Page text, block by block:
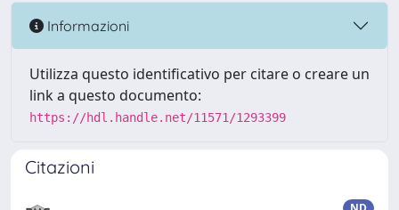
Informazioni
Utilizza questo identificativo per citare o creare un
link a questo documento:
https://hdl.handle.net/11571/1293399
Citazioni